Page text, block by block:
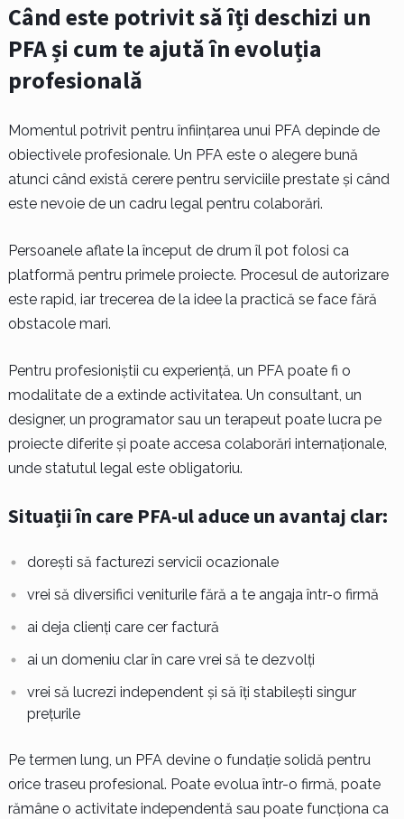
Când este potrivit să îți deschizi un
PFA și cum te ajută în evoluția
profesională
Momentul potrivit pentru înființarea unui PFA depinde de
obiectivele profesionale. Un PFA este o alegere bună
atunci când există cerere pentru serviciile prestate și când
este nevoie de un cadru legal pentru colaborări.
Persoanele aflate la început de drum îl pot folosi ca
platformă pentru primele proiecte. Procesul de autorizare
este rapid, iar trecerea de la idee la practică se face fără
obstacole mari.
Pentru profesioniștii cu experiență, un PFA poate fi o
modalitate de a extinde activitatea. Un consultant, un
designer, un programator sau un terapeut poate lucra pe
proiecte diferite și poate accesa colaborări internaționale,
unde statutul legal este obligatoriu.
Situații în care PFA-ul aduce un avantaj clar:
dorești să facturezi servicii ocazionale
vrei să diversifici veniturile fără a te angaja într-o firmă
ai deja clienți care cer factură
ai un domeniu clar în care vrei să te dezvolți
vrei să lucrezi independent și să îți stabilești singur
prețurile
Pe termen lung, un PFA devine o fundație solidă pentru
orice traseu profesional. Poate evolua într-o firmă, poate
rămâne o activitate independentă sau poate funcționa ca